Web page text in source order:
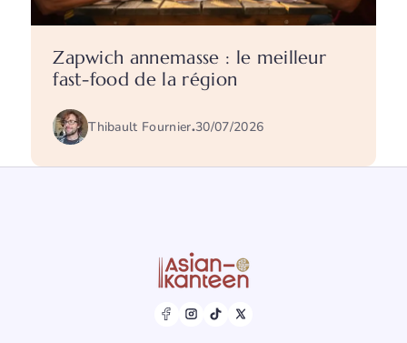
Zapwich annemasse : le meilleur
fast-food de la région
Thibault Fournier.30/07/2026